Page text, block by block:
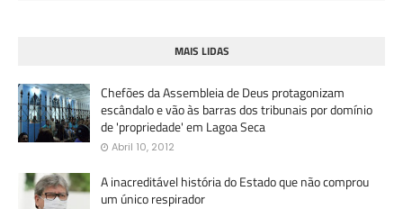
MAIS LIDAS
Chefões da Assembleia de Deus protagonizam
escândalo e vão às barras dos tribunais por domínio
de 'propriedade' em Lagoa Seca
Abril 10, 2012
A inacreditável história do Estado que não comprou
um único respirador